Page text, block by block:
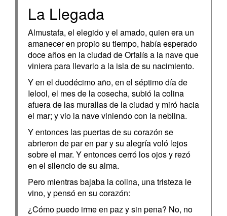
La Llegada
Almustafa, el elegido y el amado, quien era un
amanecer en propio su tiempo, había esperado
doce años en la ciudad de Orfalís a la nave que
viniera para llevarlo a la isla de su nacimiento.
Y en el duodécimo año, en el séptimo día de
Ielool, el mes de la cosecha, subió la colina
afuera de las murallas de la ciudad y miró hacia
el mar; y vio la nave viniendo con la neblina.
Y entonces las puertas de su corazón se
abrieron de par en par y su alegría voló lejos
sobre el mar. Y entonces cerró los ojos y rezó
en el silencio de su alma.
Pero mientras bajaba la colina, una tristeza le
vino, y pensó en su corazón:
¿Cómo puedo irme en paz y sin pena? No, no